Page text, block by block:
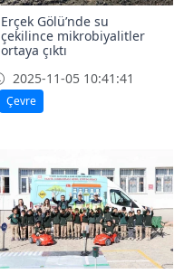
Erçek Gölü’nde su
çekilince mikrobiyalitler
ortaya çıktı
2025-11-05 10:41:41
Çevre